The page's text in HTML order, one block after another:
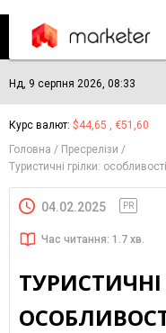
Нд, 9 серпня 2026, 08:33
Курс валют: $44,65 , €51,60
Головна
Пресрелізи
Туристичні грілки:
04.02.2025 PR
Час читання: 1.7 хв.
ТУРИСТИЧНІ